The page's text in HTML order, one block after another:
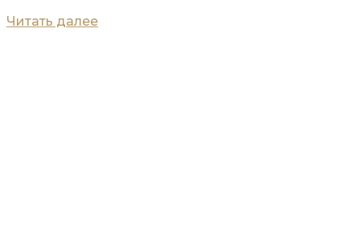
Читать далее